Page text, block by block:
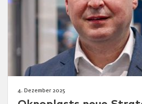
4. Dezember 2025